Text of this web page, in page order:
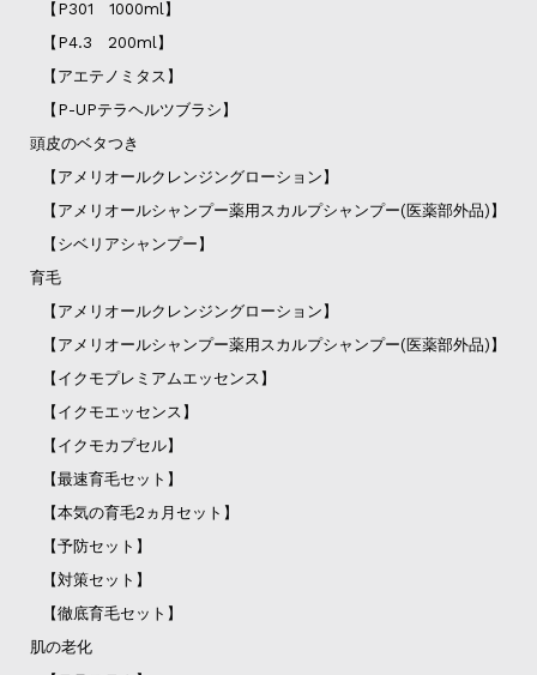
【P301 1000ml】
【P4.3 200ml】
【アエテノミタス】
【P-UPテラヘルツブラシ】
頭皮のベタつき
【アメリオールクレンジングローション】
【アメリオールシャンプー薬用スカルプシャンプー(医薬部外品)】
【シベリアシャンプー】
育毛
【アメリオールクレンジングローション】
【アメリオールシャンプー薬用スカルプシャンプー(医薬部外品)】
【イクモプレミアムエッセンス】
【イクモエッセンス】
【イクモカプセル】
【最速育毛セット】
【本気の育毛2ヵ月セット】
【予防セット】
【対策セット】
【徹底育毛セット】
肌の老化